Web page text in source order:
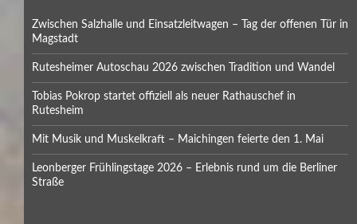
Zwischen Salzhalle und Einsatzleitwagen – Tag der offenen Tür in
Magstadt
Rutesheimer Autoschau 2026 zwischen Tradition und Wandel
Tobias Pokrop startet offiziell als neuer Rathauschef in
Rutesheim
Mit Musik und Muskelkraft – Maichingen feierte den 1. Mai
Leonberger Frühlingstage 2026 – Erlebnis rund um die Berliner
Straße